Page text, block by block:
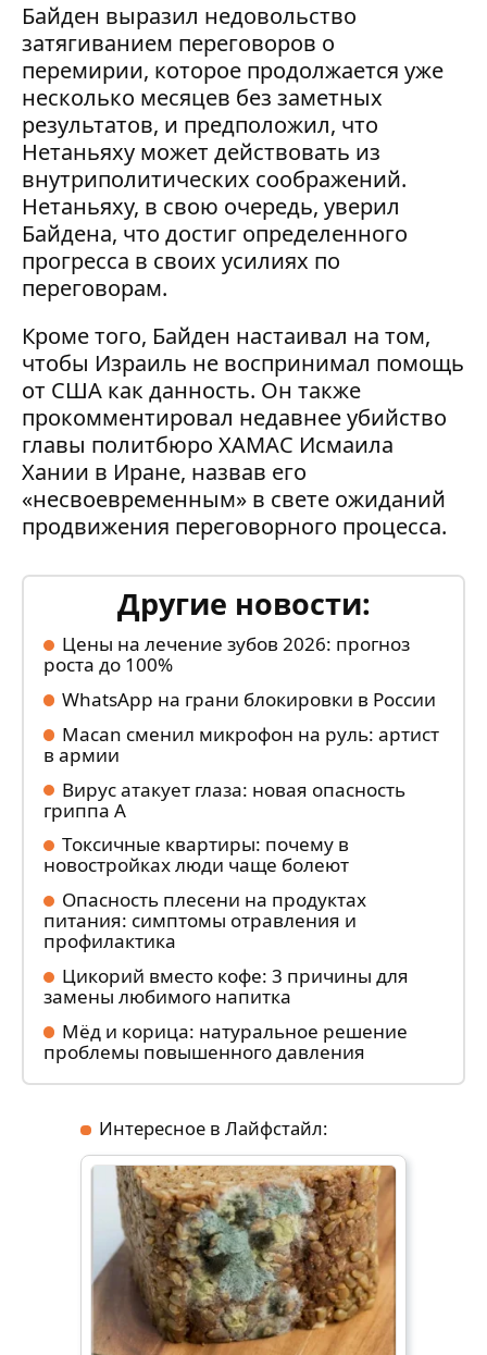
Байден выразил недовольство
затягиванием переговоров о
перемирии, которое продолжается уже
несколько месяцев без заметных
результатов, и предположил, что
Нетаньяху может действовать из
внутриполитических соображений.
Нетаньяху, в свою очередь, уверил
Байдена, что достиг определенного
прогресса в своих усилиях по
переговорам.
Кроме того, Байден настаивал на том,
чтобы Израиль не воспринимал помощь
от США как данность. Он также
прокомментировал недавнее убийство
главы политбюро ХАМАС Исмаила
Хании в Иране, назвав его
«несвоевременным» в свете ожиданий
продвижения переговорного процесса.
Другие новости:
Цены на лечение зубов 2026: прогноз
роста до 100%
WhatsApp на грани блокировки в России
Macan сменил микрофон на руль: артист
в армии
Вирус атакует глаза: новая опасность
гриппа А
Токсичные квартиры: почему в
новостройках люди чаще болеют
Опасность плесени на продуктах
питания: симптомы отравления и
профилактика
Цикорий вместо кофе: 3 причины для
замены любимого напитка
Мёд и корица: натуральное решение
проблемы повышенного давления
Интересное в Лайфстайл: